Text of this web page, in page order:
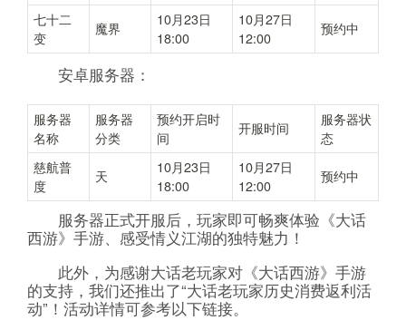
七十二
变
魔界
10月23日
18:00
10月27日
12:00
预约中
安卓服务器：
服务器
名称
服务器
分类
预约开启时
间
开服时间
服务器状
态
慈航普
度
天
10月23日
18:00
10月27日
12:00
预约中
服务器正式开服后，玩家即可畅爽体验《大话
西游》手游、感受情义江湖的独特魅力！
此外，为感谢大话老玩家对《大话西游》手游
的支持，我们还推出了“大话老玩家历史消费返利活
动”！活动详情可参考以下链接。